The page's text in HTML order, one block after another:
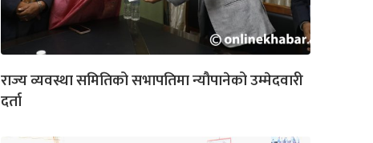
राज्य व्यवस्था समितिको सभापतिमा न्यौपानेको उम्मेदवारी
दर्ता